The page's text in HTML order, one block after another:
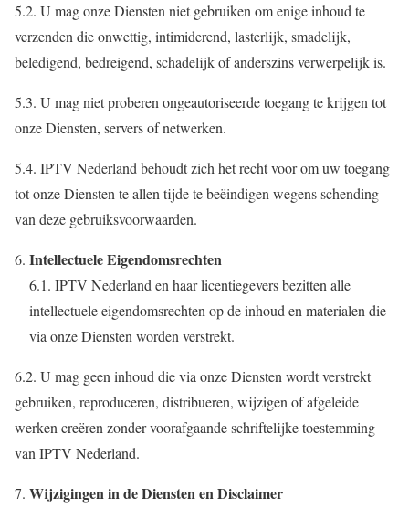
5.2. U mag onze Diensten niet gebruiken om enige inhoud te
verzenden die onwettig, intimiderend, lasterlijk, smadelijk,
beledigend, bedreigend, schadelijk of anderszins verwerpelijk is.
5.3. U mag niet proberen ongeautoriseerde toegang te krijgen tot
onze Diensten, servers of netwerken.
5.4. IPTV Nederland behoudt zich het recht voor om uw toegang
tot onze Diensten te allen tijde te beëindigen wegens schending
van deze gebruiksvoorwaarden.
Intellectuele Eigendomsrechten
6.1. IPTV Nederland en haar licentiegevers bezitten alle
intellectuele eigendomsrechten op de inhoud en materialen die
via onze Diensten worden verstrekt.
6.2. U mag geen inhoud die via onze Diensten wordt verstrekt
gebruiken, reproduceren, distribueren, wijzigen of afgeleide
werken creëren zonder voorafgaande schriftelijke toestemming
van IPTV Nederland.
Wijzigingen in de Diensten en Disclaimer